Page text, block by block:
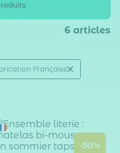
6 articles
cm) française
Française
-50%